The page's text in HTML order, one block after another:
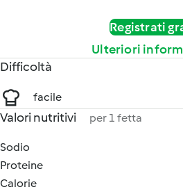
Registrati
Ulteriori
Difficoltà
facile
Valori nutritivi per 1 fetta
Sodio
Proteine
Calorie